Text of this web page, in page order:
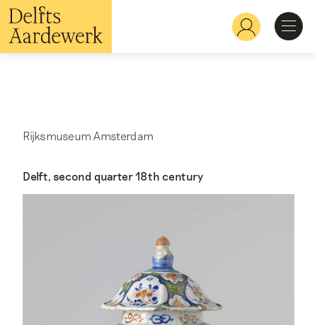
Skip
to
main
content
Hoofdnavigatie
Explore
Rijksmuseum Amsterdam
Delft, second quarter 18th century